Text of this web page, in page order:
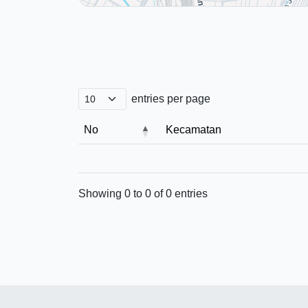
entries per page
No Kecamatan
Showing 0 to 0 of 0 entries